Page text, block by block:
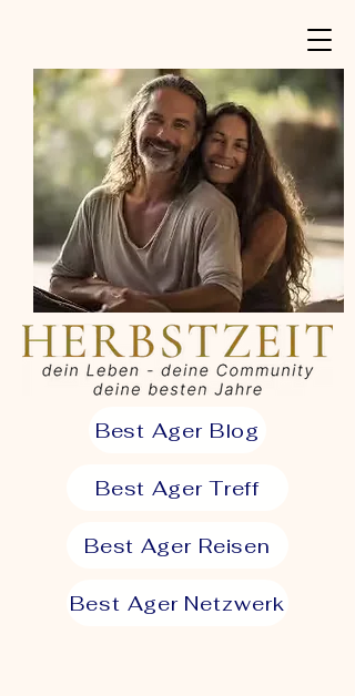
Best Ager Blog
Best Ager Treff
Best Ager Reisen
Best Ager Netzwerk